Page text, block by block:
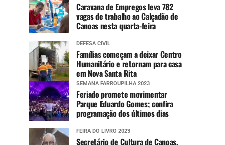
Caravana de Empregos leva 782
vagas de trabalho ao Calçadão de
Canoas nesta quarta-feira
DEFESA CIVIL
Famílias começam a deixar Centro
Humanitário e retornam para casa
em Nova Santa Rita
SEMANA FARROUPILHA 2023
Feriado promete movimentar
Parque Eduardo Gomes; confira
programação dos últimos dias
FEIRA DO LIVRO 2023
Secretário de Cultura de Canoas,